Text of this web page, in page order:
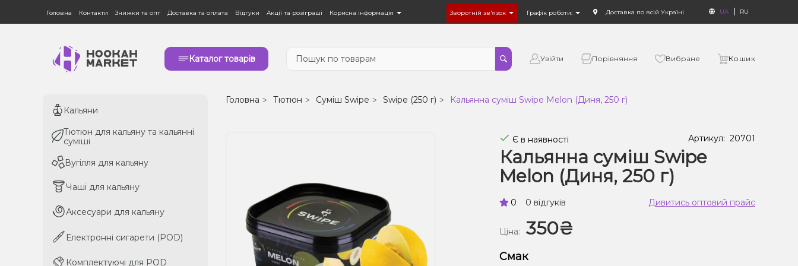
Головна Контакти Знижки та опт Доставка та оплата Відгуки Акції та розіграші Корисна інформація Зворотній зв'язок Графік роботи: Доставка по всій Україні UA RU
Каталог товарів Увійти Порівняння Вибране Кошик
Кальяни
Тютюн для кальяну та кальянні
суміші
Вугілля для кальяну
Чаші для кальяну
Аксесуари для кальяну
Електронні сигарети (POD)
Комплектуючі для POD
Кальяни
Тютюн для кальяну та кальянні
суміші
Вугілля для кальяну
Чаші для кальяну
Аксесуари для кальяну
Електронні сигарети (POD)
Комплектуючі для POD
Головна Тютюн Суміш Swipe Swipe (250 г) Кальянна суміш Swipe Melon (Диня, 250 г)
Є в наявності Артикул: 20701
Кальянна суміш Swipe
Melon (Диня, 250 г)
0 0 відгуків Дивитись оптовий прайс
Ціна: 350₴
Смак